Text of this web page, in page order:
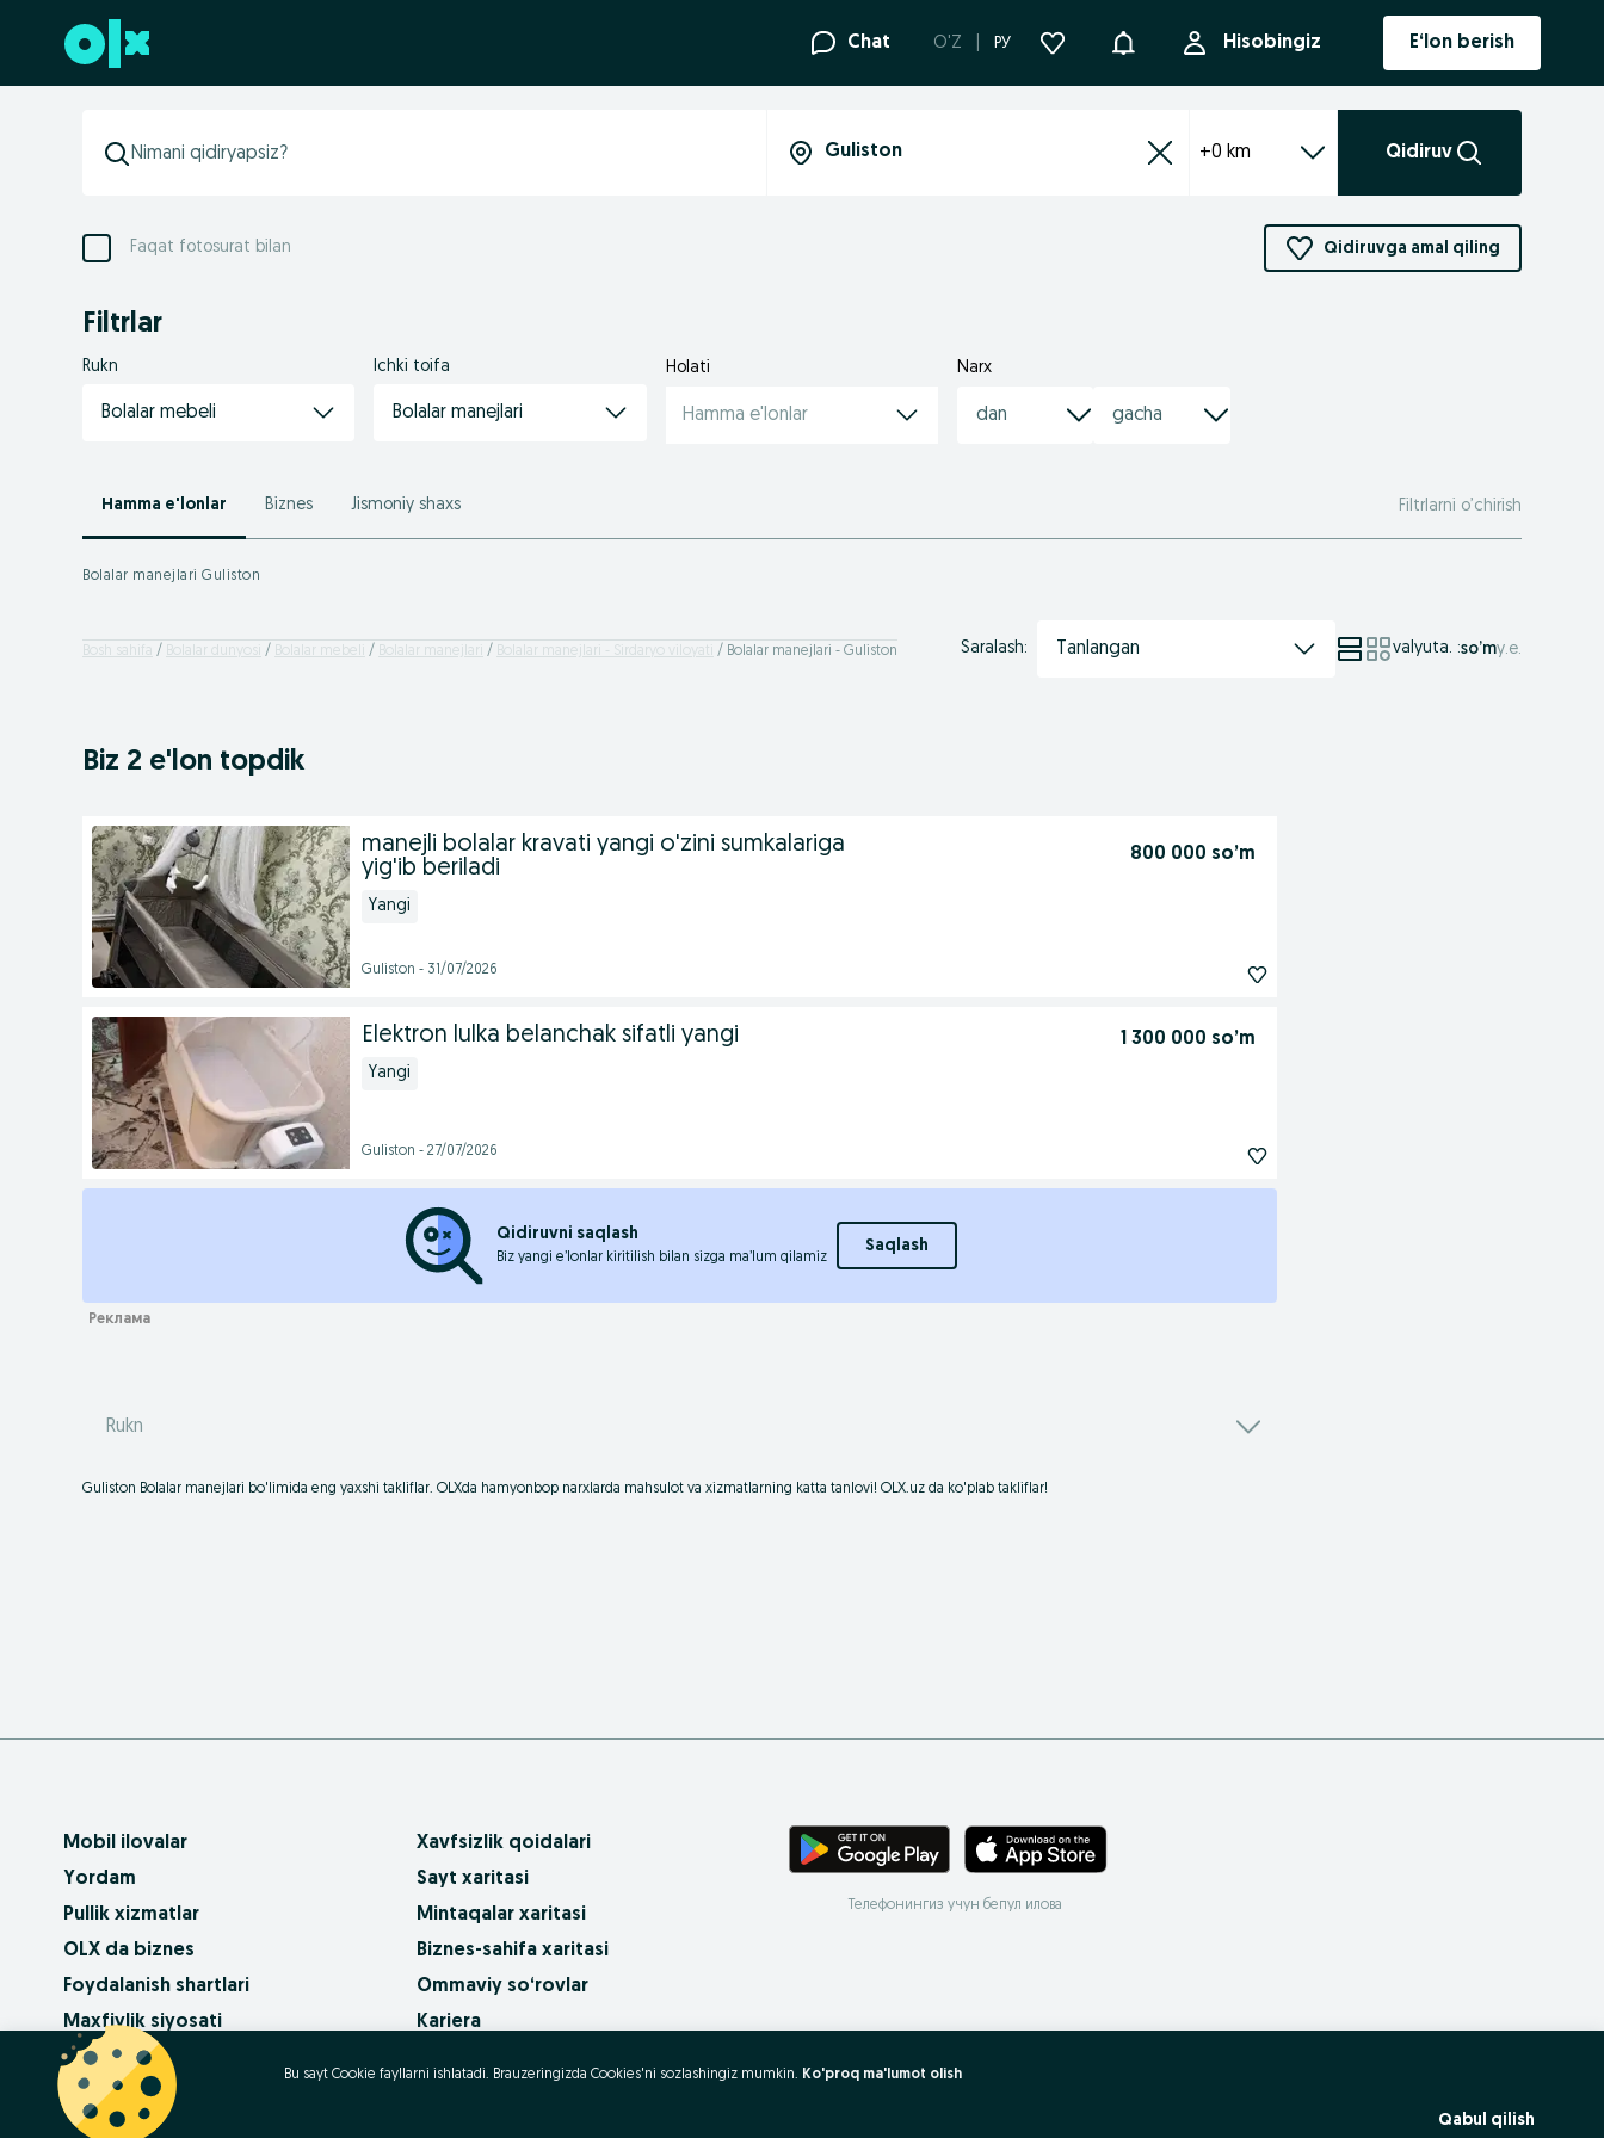
Futerga oʻtish Chat O'Z РУ Bildirishnoma Hisobingiz E‘lon berish
+0 km Qidiruv
Faqat fotosurat bilan Qidiruvga amal qiling
Filtrlar
Rukn
Bolalar mebeli
Ichki toifa
Bolalar manejlari
Holati
Hamma e'lonlar
Narx
Hamma e'lonlar Biznes Jismoniy shaxs Filtrlarni o’chirish
Bolalar manejlari Guliston
Bosh sahifa Bolalar dunyosi Bolalar mebeli Bolalar manejlari Bolalar manejlari - Sirdaryo viloyati Bolalar manejlari - Guliston Saralash: Tanlangan valyuta. :so’mу.е.
Biz 2 e'lon topdik
manejli bolalar kravati yangi o'zini sumkalariga
yig'ib beriladi
800 000 so’m
Yangi
Guliston - 31/07/2026
Elektron lulka belanchak sifatli yangi 1 300 000 so’m
Yangi
Guliston - 27/07/2026
Qidiruvni saqlash
Biz yangi e’lonlar kiritilish bilan sizga ma’lum qilamiz
Saqlash
Rukn
Guliston Bolalar manejlari bo'limida eng yaxshi takliflar. OLXda hamyonbop narxlarda mahsulot va xizmatlarning katta tanlovi! OLX.uz da ko'plab takliflar!
Mobil ilovalar
Yordam
Pullik xizmatlar
OLX da biznes
Foydalanish shartlari
Maxfiylik siyosati
Xavfsizlik qoidalari
Sayt xaritasi
Mintaqalar xaritasi
Biznes-sahifa xaritasi
Ommaviy so‘rovlar
Kariera
Телефонингиз учун бепул илова
Bu sayt Cookie fayllarni ishlatadi. Brauzeringizda Cookies'ni sozlashingiz mumkin. Ko'proq ma'lumot olish
Qabul qilish